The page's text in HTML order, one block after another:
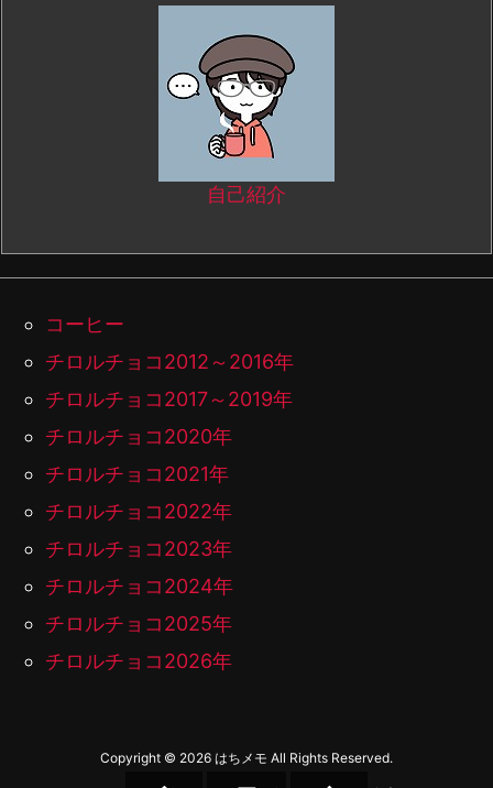
自己紹介
コーヒー
チロルチョコ2012～2016年
チロルチョコ2017～2019年
チロルチョコ2020年
チロルチョコ2021年
チロルチョコ2022年
チロルチョコ2023年
チロルチョコ2024年
チロルチョコ2025年
チロルチョコ2026年
Copyright © 2026 はちメモ All Rights Reserved.